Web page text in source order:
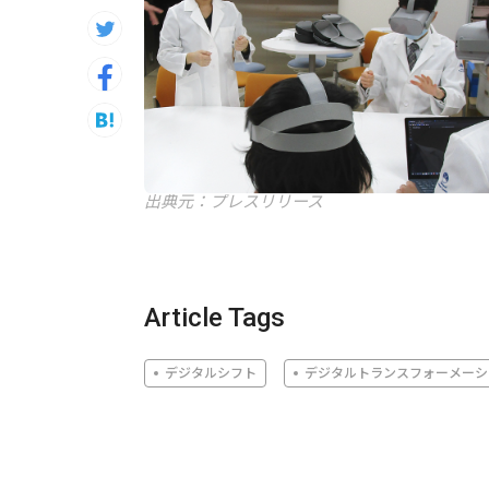
出典元：プレスリリース
Article Tags
デジタルシフト デジタルトランスフォーメー